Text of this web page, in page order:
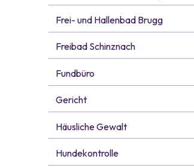
Frei- und Hallenbad Brugg
Freibad Schinznach
Fundbüro
Gericht
Häusliche Gewalt
Hundekontrolle